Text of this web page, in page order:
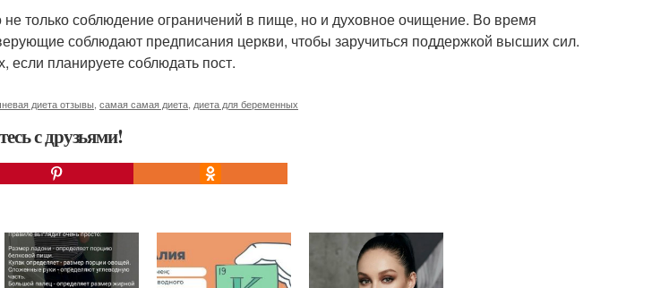
не только соблюдение ограничений в пище, но и духовное очищение. Во время
соблюдают предписания церкви, чтобы заручиться поддержкой высших сил.
если планируете соблюдать пост.
диета отзывы самая самая диета диета для беременных
с друзьями!